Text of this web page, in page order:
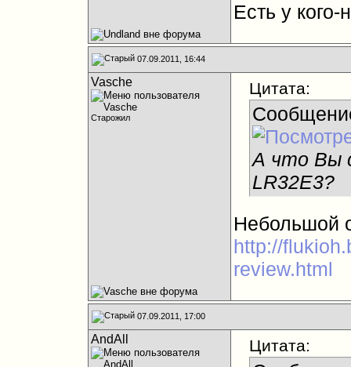
Есть у
07.09.2011, 16:44
Vasche
Старожил
Цитата:
А что Вы
LR32E3?
Небольшой
http://
review.html
07.09.2011, 17:00
AndAll Цитата: